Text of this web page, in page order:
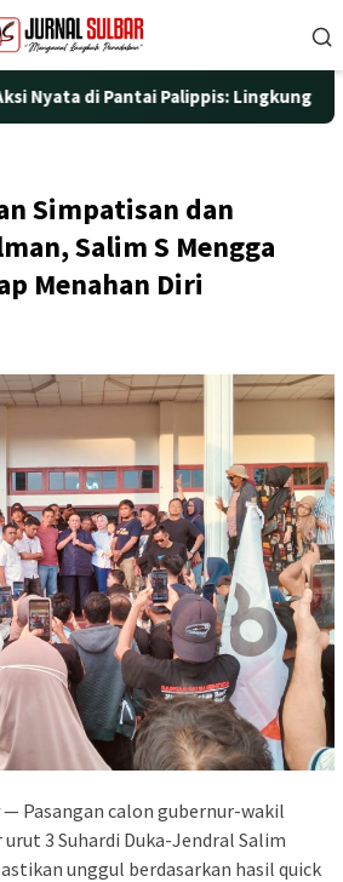
di Pantai Palippis: Lingkungan dan
Simpatisan dan
Salim S Mengga
Menahan Diri
— Pasangan calon gubernur-wakil
3 Suhardi Duka-Jendral Salim
unggul berdasarkan hasil quick